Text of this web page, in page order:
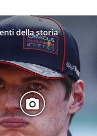
della storia